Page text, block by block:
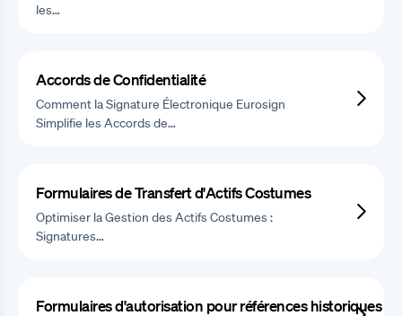
les…
Accords de Confidentialité
Comment la Signature Électronique Eurosign
Simplifie les Accords de…
Formulaires de Transfert d'Actifs Costumes
Optimiser la Gestion des Actifs Costumes :
Signatures…
Formulaires d'autorisation pour références historiques